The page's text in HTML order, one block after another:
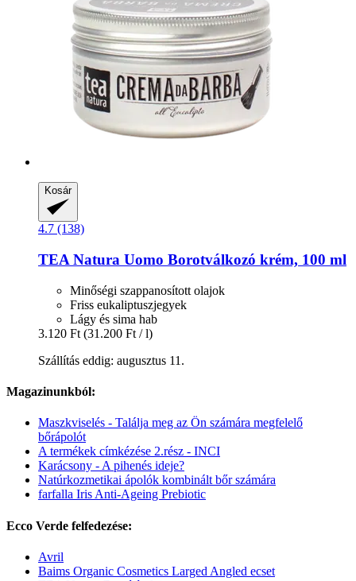
Kosár
4.7 (138)
TEA Natura Uomo Borotválkozó krém, 100 ml
Minőségi szappanosított olajok
Friss eukaliptuszjegyek
Lágy és sima hab
3.120 Ft (31.200 Ft / l)
Szállítás eddig: augusztus 11.
Magazinunkból:
Maszkviselés - Találja meg az Ön számára megfelelő
bőrápolót
A termékek címkézése 2.rész - INCI
Karácsony - A pihenés ideje?
Natúrkozmetikai ápolók kombinált bőr számára
farfalla Iris Anti-Ageing Prebiotic
Ecco Verde felfedezése:
Avril
Baims Organic Cosmetics Larged Angled ecset